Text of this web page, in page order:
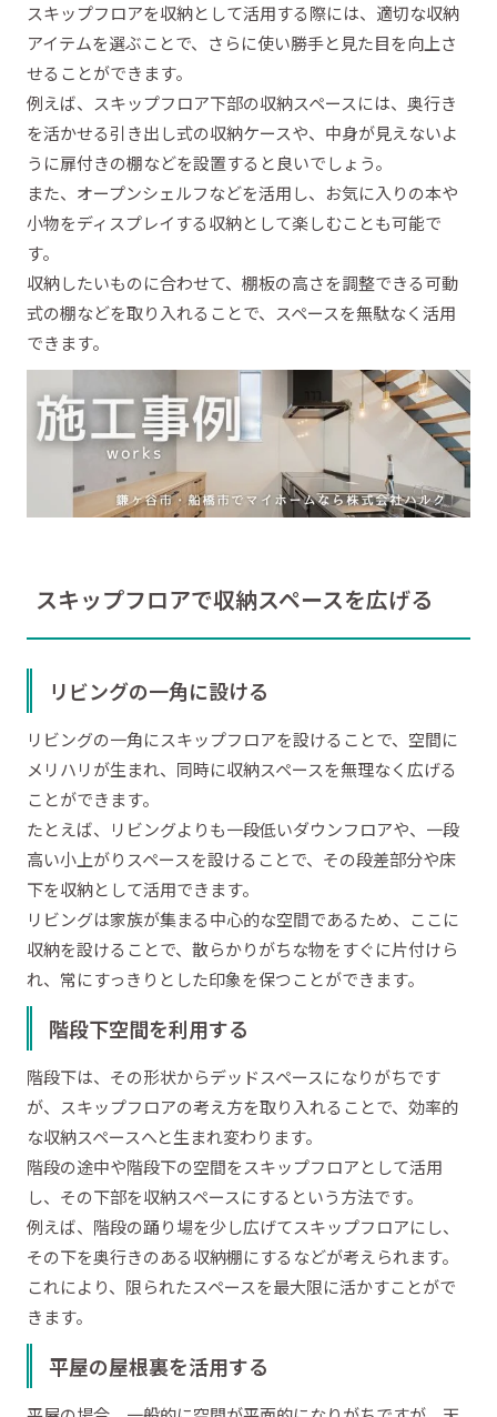
スキップフロアを収納として活用する際には、適切な収納
アイテムを選ぶことで、さらに使い勝手と見た目を向上さ
せることができます。
例えば、スキップフロア下部の収納スペースには、奥行き
を活かせる引き出し式の収納ケースや、中身が見えないよ
うに扉付きの棚などを設置すると良いでしょう。
また、オープンシェルフなどを活用し、お気に入りの本や
小物をディスプレイする収納として楽しむことも可能で
す。
収納したいものに合わせて、棚板の高さを調整できる可動
式の棚などを取り入れることで、スペースを無駄なく活用
できます。
スキップフロアで収納スペースを広げる
リビングの一角に設ける
リビングの一角にスキップフロアを設けることで、空間に
メリハリが生まれ、同時に収納スペースを無理なく広げる
ことができます。
たとえば、リビングよりも一段低いダウンフロアや、一段
高い小上がりスペースを設けることで、その段差部分や床
下を収納として活用できます。
リビングは家族が集まる中心的な空間であるため、ここに
収納を設けることで、散らかりがちな物をすぐに片付けら
れ、常にすっきりとした印象を保つことができます。
階段下空間を利用する
階段下は、その形状からデッドスペースになりがちです
が、スキップフロアの考え方を取り入れることで、効率的
な収納スペースへと生まれ変わります。
階段の途中や階段下の空間をスキップフロアとして活用
し、その下部を収納スペースにするという方法です。
例えば、階段の踊り場を少し広げてスキップフロアにし、
その下を奥行きのある収納棚にするなどが考えられます。
これにより、限られたスペースを最大限に活かすことがで
きます。
平屋の屋根裏を活用する